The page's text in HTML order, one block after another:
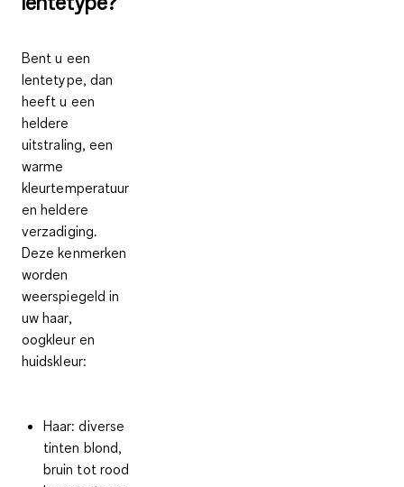
Bent u een
lentetype, dan
heeft u een
heldere
uitstraling, een
warme
kleurtemperatuur
en heldere
verzadiging.
Deze kenmerken
worden
weerspiegeld in
uw haar,
oogkleur en
huidskleur:
Haar: diverse
tinten blond,
bruin tot rood